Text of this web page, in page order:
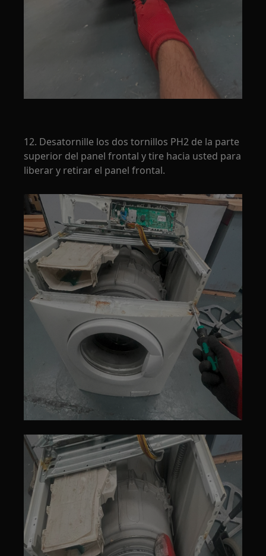
12. Desatornille los dos tornillos PH2 de la parte
superior del panel frontal y tire hacia usted para
liberar y retirar el panel frontal.